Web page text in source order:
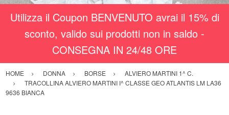
Utilizza il Coupon BENVENUTO avrai il 15% di
sconto, valido sui prodotti non in saldo -
CONSEGNA IN 24/48 ORE
HOME DONNA BORSE
ALVIERO MARTINI 1^ C.
TRACOLLINA ALVIERO MARTINI I^ CLASSE GEO ATLANTIS LM LA36
9636 BIANCA